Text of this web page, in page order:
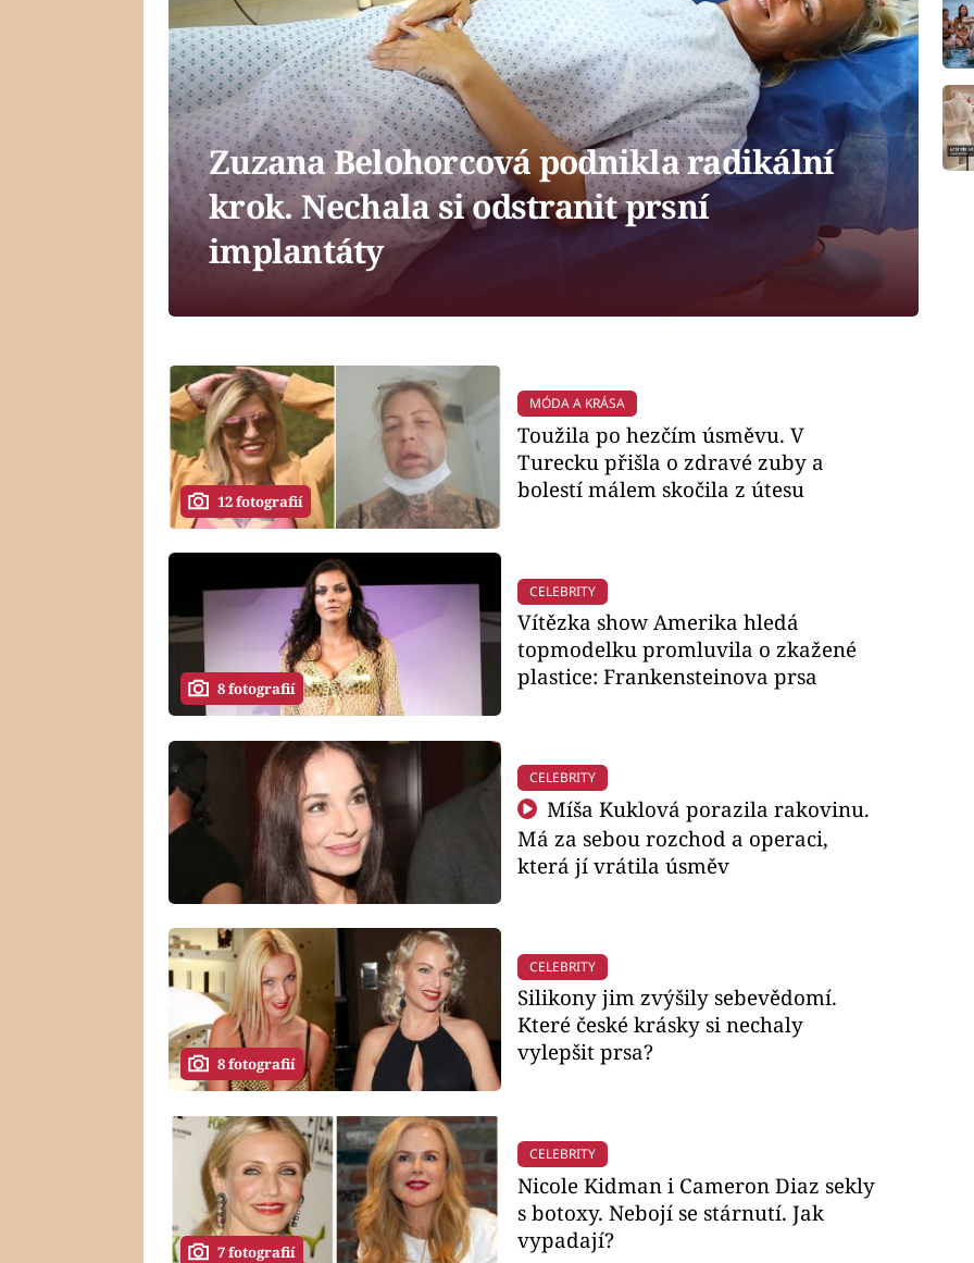
Zuzana Belohorcová podnikla radikální
krok. Nechala si odstranit prsní
implantáty
12 fotografií
MÓDA A KRÁSA
Toužila po hezčím úsměvu. V
Turecku přišla o zdravé zuby a
bolestí málem skočila z útesu
8 fotografií
CELEBRITY
Vítězka show Amerika hledá
topmodelku promluvila o zkažené
plastice: Frankensteinova prsa
CELEBRITY
Míša Kuklová porazila rakovinu.
Má za sebou rozchod a operaci,
která jí vrátila úsměv
8 fotografií
CELEBRITY
Silikony jim zvýšily sebevědomí.
Které české krásky si nechaly
vylepšit prsa?
7 fotografií
CELEBRITY
Nicole Kidman i Cameron Diaz sekly
s botoxy. Nebojí se stárnutí. Jak
vypadají?